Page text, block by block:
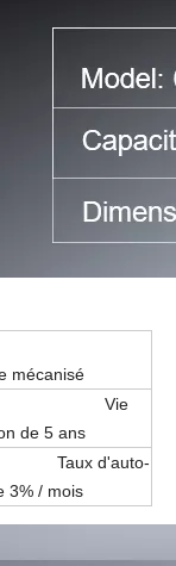
mécanisé
de 5 ans
d'auto-
3% / mois